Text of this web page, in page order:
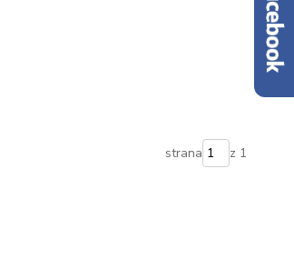
strana z 1